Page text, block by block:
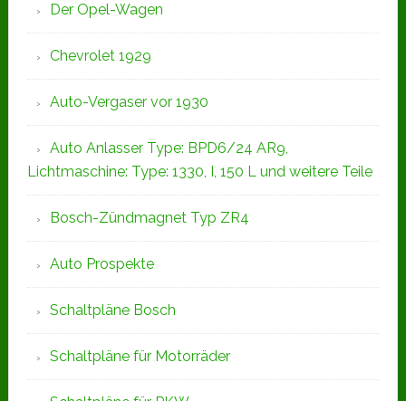
Der Opel-Wagen
Chevrolet 1929
Auto-Vergaser vor 1930
Auto Anlasser Type: BPD6/24 AR9,
Lichtmaschine: Type: 1330, I, 150 L und weitere Teile
Bosch-Zündmagnet Typ ZR4
Auto Prospekte
Schaltpläne Bosch
Schaltpläne für Motorräder